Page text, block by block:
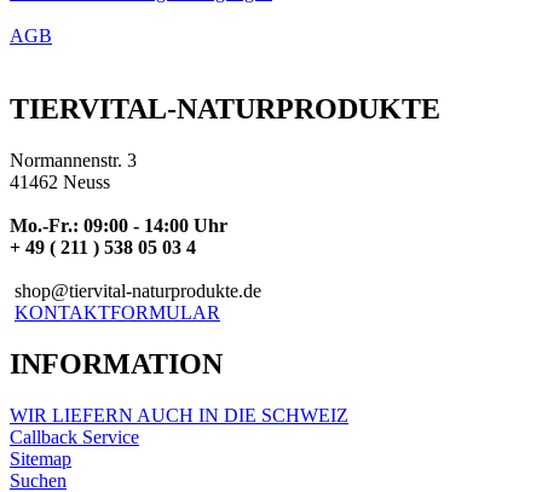
AGB
TIERVITAL-NATURPRODUKTE
Normannenstr. 3
41462 Neuss
Mo.-Fr.: 09:00 - 14:00 Uhr
+ 49 ( 211 ) 538 05 03 4
shop@tiervital-naturprodukte.de
KONTAKTFORMULAR
INFORMATION
WIR LIEFERN AUCH IN DIE SCHWEIZ
Callback Service
Sitemap
Suchen